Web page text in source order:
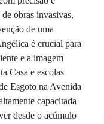
obras invasivas,
de uma
é crucial para
e a imagem
Casa e escolas
Esgoto na Avenida
capacitada
desde o acúmulo